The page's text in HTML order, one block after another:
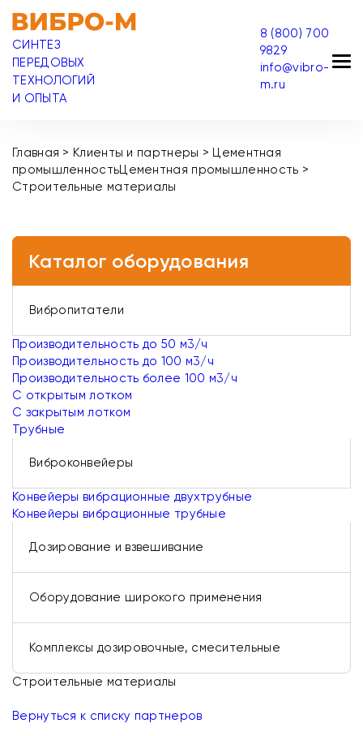
СИНТЕЗ
ПЕРЕДОВЫХ
ТЕХНОЛОГИЙ
И ОПЫТА
8 (800) 700
9829
info@vibro-
m.ru
Главная > Клиенты и партнеры > Цементная
промышленностьЦементная промышленность >
Строительные материалы
Каталог оборудования
Вибропитатели
Производительность до 50 м3/ч
Производительность до 100 м3/ч
Производительность более 100 м3/ч
С открытым лотком
С закрытым лотком
Трубные
Виброконвейеры
Конвейеры вибрационные двухтрубные
Конвейеры вибрационные трубные
Дозирование и взвешивание
Оборудование широкого применения
Комплексы дозировочные, смесительные
Строительные материалы
Вернуться к списку партнеров